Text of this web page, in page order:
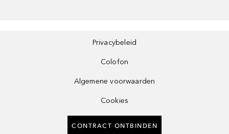
Privacybeleid
Colofon
Algemene voorwaarden
Cookies
CONTRACT ONTBINDEN